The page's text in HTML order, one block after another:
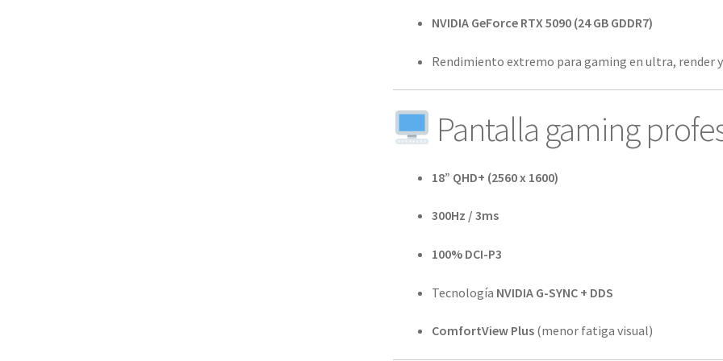
NVIDIA GeForce RTX 5090 (24 GB GDDR7)
Rendimiento extremo para gaming en ultra, render
Pantalla gaming
18” QHD+ (2560 x 1600)
300Hz / 3ms
100% DCI-P3
Tecnología NVIDIA G-SYNC + DDS
ComfortView Plus(menor fatiga visual)